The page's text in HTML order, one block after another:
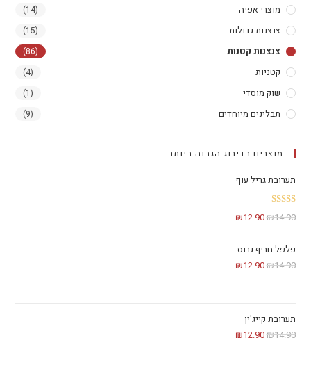
מוצרי אפיה (14)
צנצנות גדולות (15)
צנצנות קטנות (86)
קטניות (4)
שוק מוסדי (1)
תבלינים מיוחדים (9)
מוצרים בדירוג הגבוה ביותר
תערובת גריל עוף
דורג
₪14.90
₪12.90
פלפל חריף גרוס
₪14.90
₪12.90
תערובת קייג'ין
₪14.90
₪12.90